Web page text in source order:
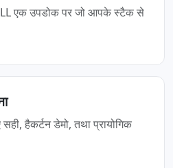
एक उपडोक पर जो आपके स्टैक से
हैकर्टन डेमो, तथा प्रायोगिक